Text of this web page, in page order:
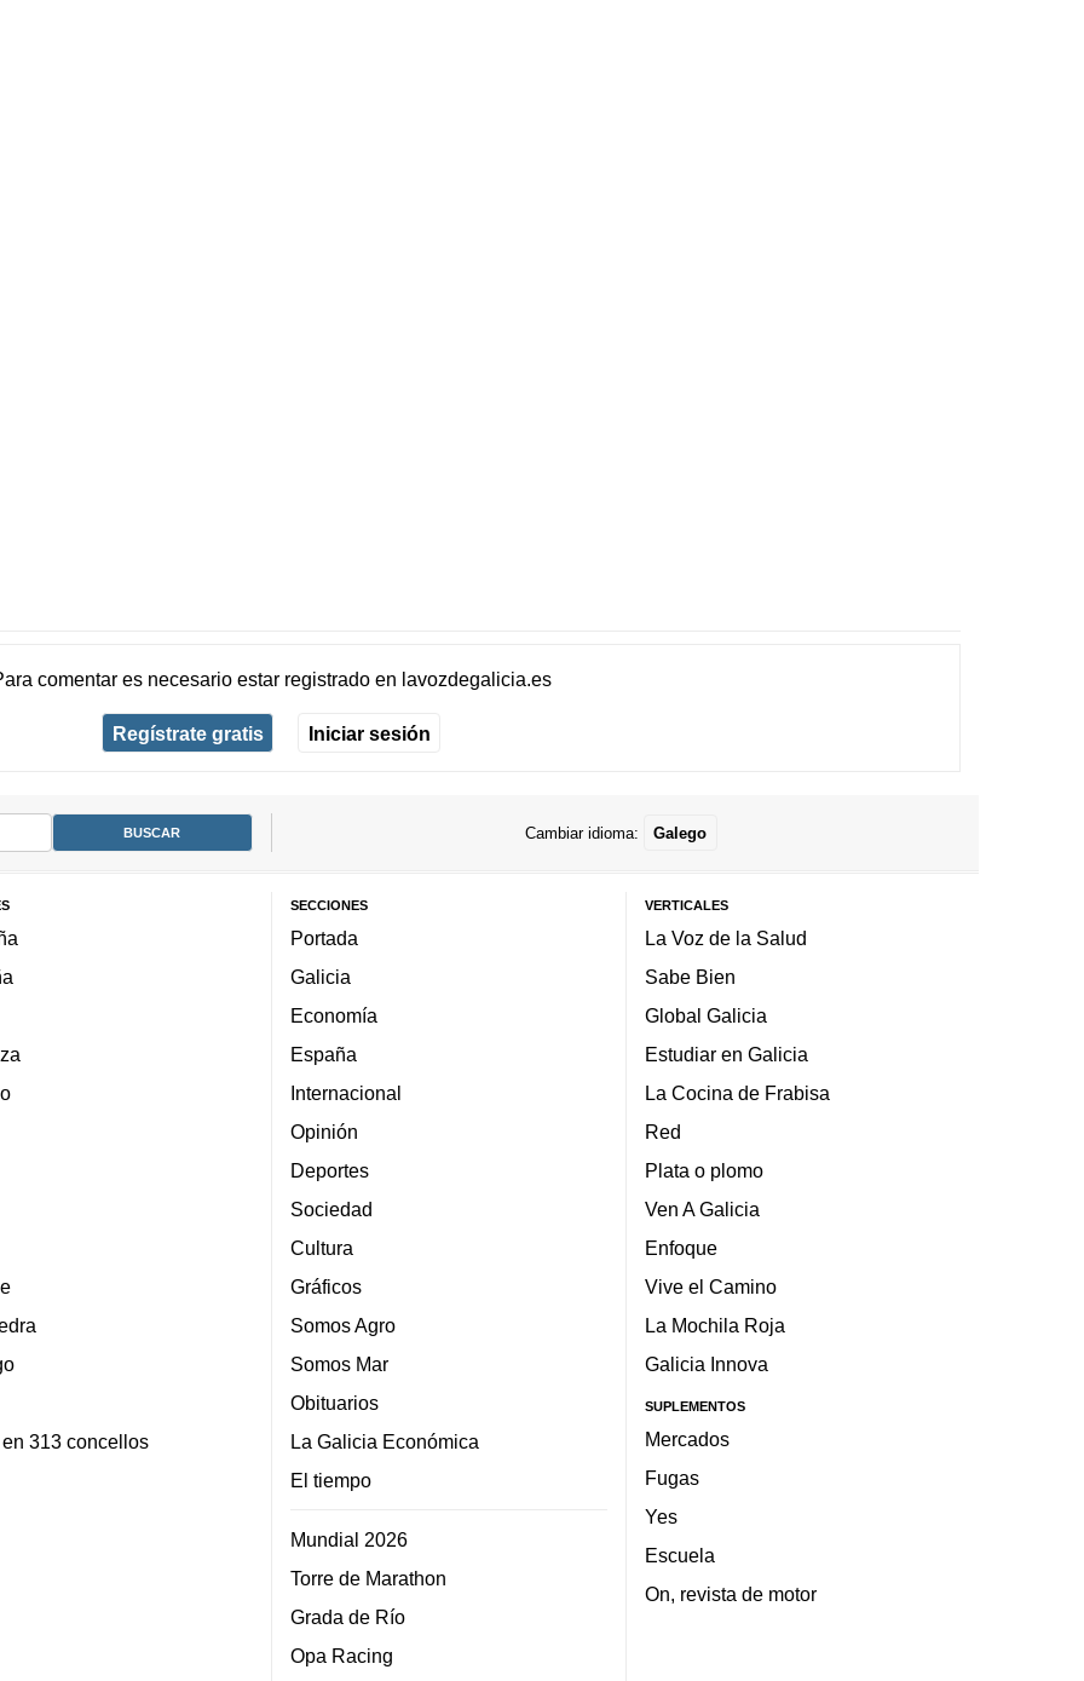
comentar es necesario estar registradoen lavozdegalicia.es
Regístrate gratis Iniciar sesión
Cambiar idioma: Galego
313 concellos
SECCIONES
Portada
Galicia
Economía
España
Internacional
Opinión
Deportes
Sociedad
Cultura
Gráficos
Somos Agro
Somos Mar
Obituarios
La Galicia Económica
El tiempo
Mundial 2026
Torre de Marathon
Grada de Río
Opa Racing
VERTICALES
La Voz de la Salud
Sabe Bien
Global Galicia
Estudiar en Galicia
La Cocina de Frabisa
Red
Plata o plomo
Ven A Galicia
Enfoque
Vive el Camino
La Mochila Roja
Galicia Innova
SUPLEMENTOS
Mercados
Fugas
Yes
Escuela
On, revista de motor